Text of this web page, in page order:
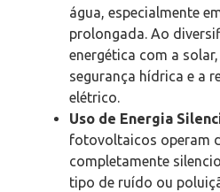
água, especialmente
prolongada. Ao
energética com a
segurança hídrica e a
elétrico.
Uso de Energia
fotovoltaicos operam
completamente
tipo de ruído ou